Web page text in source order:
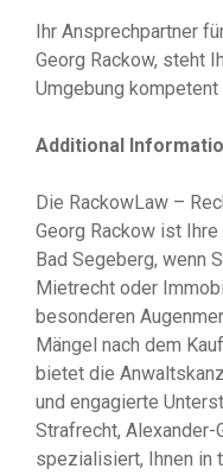
Ihr Ansprechpartner
Georg Rackow, steht
Umgebung kompetent
Additional
Die RackowLaw –
Georg Rackow ist
Bad Segeberg, wenn
Mietrecht oder
besonderen
Mängel nach dem
bietet die
und engagierte
Strafrecht, Alexander-
spezialisiert, Ihnen in